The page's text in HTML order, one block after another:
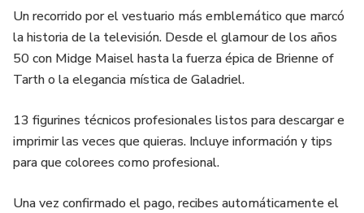
Un recorrido por el vestuario más emblemático que marcó
la historia de la televisión. Desde el glamour de los años
50 con Midge Maisel hasta la fuerza épica de Brienne of
Tarth o la elegancia mística de Galadriel.
13 figurines técnicos profesionales listos para descargar e
imprimir las veces que quieras. Incluye información y tips
para que colorees como profesional.
Una vez confirmado el pago, recibes automáticamente el